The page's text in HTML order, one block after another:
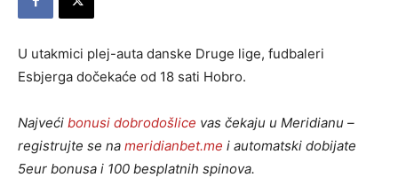
U utakmici plej-auta danske Druge lige, fudbaleri
Esbjerga dočekaće od 18 sati Hobro.
Najveći bonusi dobrodošlice vas čekaju u Meridianu –
registrujte se na meridianbet.me i automatski dobijate
5eur bonusa i 100 besplatnih spinova.